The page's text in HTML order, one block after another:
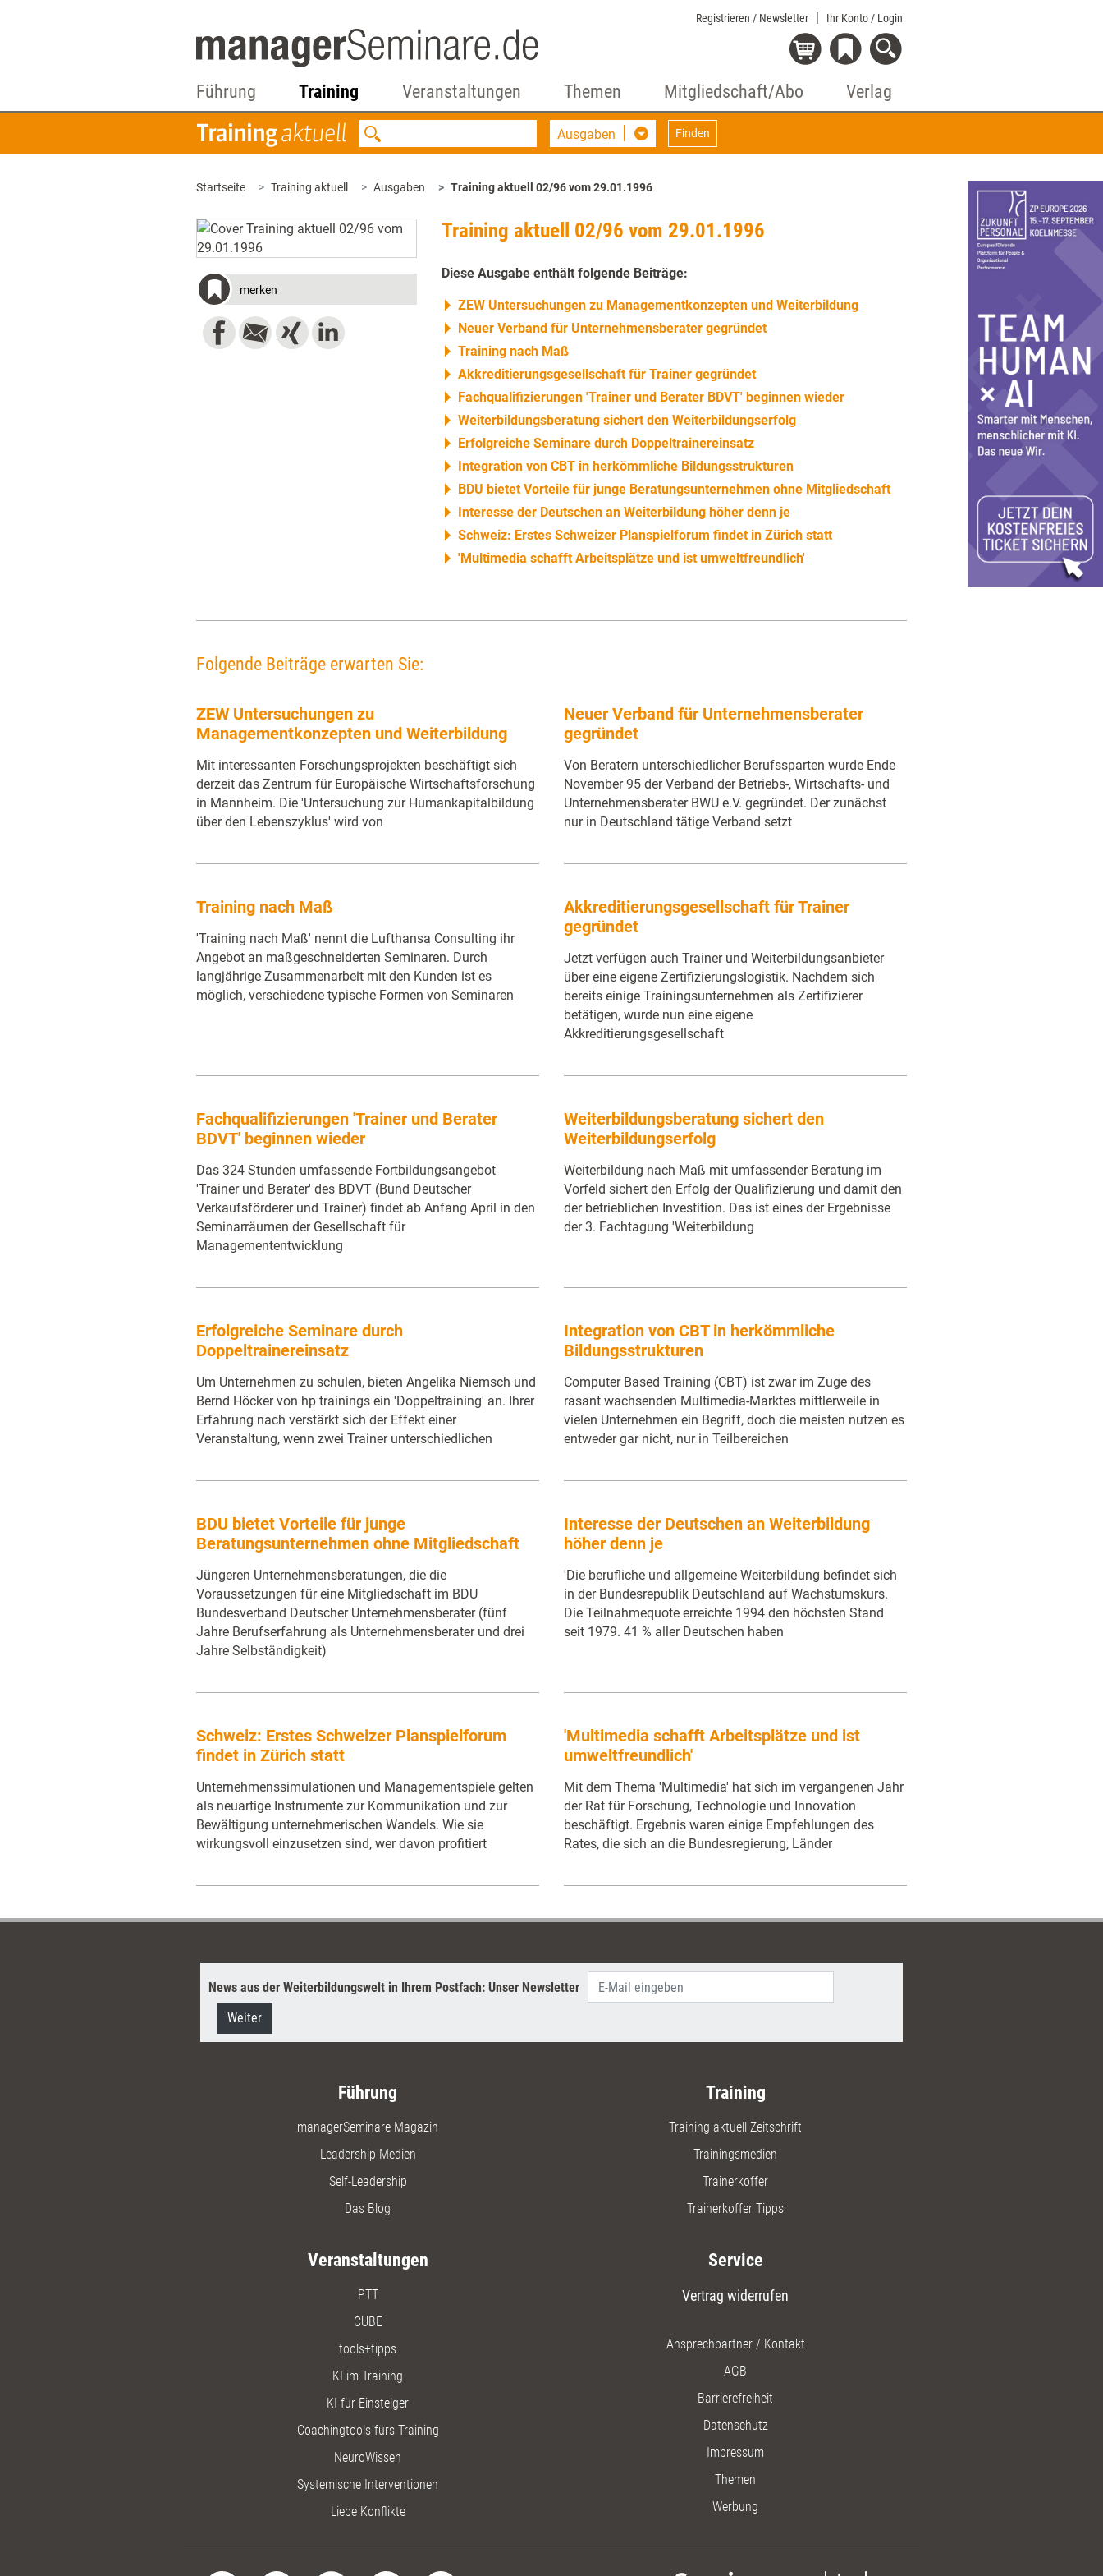
Registrieren / Newsletter Ihr Konto / Login
Führung Training Veranstaltungen Themen Mitgliedschaft/Abo Verlag
Ausgaben Finden
Startseite Training aktuell Ausgaben Training aktuell 02/96 vom 29.01.1996
merken
Training aktuell 02/96 vom 29.01.1996
Diese Ausgabe enthält folgende Beiträge:
ZEW Untersuchungen zu Managementkonzepten und Weiterbildung
Neuer Verband für Unternehmensberater gegründet
Training nach Maß
Akkreditierungsgesellschaft für Trainer gegründet
Fachqualifizierungen 'Trainer und Berater BDVT' beginnen wieder
Weiterbildungsberatung sichert den Weiterbildungserfolg
Erfolgreiche Seminare durch Doppeltrainereinsatz
Integration von CBT in herkömmliche Bildungsstrukturen
BDU bietet Vorteile für junge Beratungsunternehmen ohne Mitgliedschaft
Interesse der Deutschen an Weiterbildung höher denn je
Schweiz: Erstes Schweizer Planspielforum findet in Zürich statt
'Multimedia schafft Arbeitsplätze und ist umweltfreundlich'
Folgende Beiträge erwarten Sie:
ZEW Untersuchungen zu
Managementkonzepten und Weiterbildung
Mit interessanten Forschungsprojekten beschäftigt sich
derzeit das Zentrum für Europäische Wirtschaftsforschung
in Mannheim. Die 'Untersuchung zur Humankapitalbildung
über den Lebenszyklus' wird von
Neuer Verband für Unternehmensberater
gegründet
Von Beratern unterschiedlicher Berufssparten wurde Ende
November 95 der Verband der Betriebs-, Wirtschafts- und
Unternehmensberater BWU e.V. gegründet. Der zunächst
nur in Deutschland tätige Verband setzt
Training nach Maß
'Training nach Maß' nennt die Lufthansa Consulting ihr
Angebot an maßgeschneiderten Seminaren. Durch
langjährige Zusammenarbeit mit den Kunden ist es
möglich, verschiedene typische Formen von Seminaren
Akkreditierungsgesellschaft für Trainer
gegründet
Jetzt verfügen auch Trainer und Weiterbildungsanbieter
über eine eigene Zertifizierungslogistik. Nachdem sich
bereits einige Trainingsunternehmen als Zertifizierer
betätigen, wurde nun eine eigene
Akkreditierungsgesellschaft
Fachqualifizierungen 'Trainer und Berater
BDVT' beginnen wieder
Das 324 Stunden umfassende Fortbildungsangebot
'Trainer und Berater' des BDVT (Bund Deutscher
Verkaufsförderer und Trainer) findet ab Anfang April in den
Seminarräumen der Gesellschaft für
Managemententwicklung
Weiterbildungsberatung sichert den
Weiterbildungserfolg
Weiterbildung nach Maß mit umfassender Beratung im
Vorfeld sichert den Erfolg der Qualifizierung und damit den
der betrieblichen Investition. Das ist eines der Ergebnisse
der 3. Fachtagung 'Weiterbildung
Erfolgreiche Seminare durch
Doppeltrainereinsatz
Um Unternehmen zu schulen, bieten Angelika Niemsch und
Bernd Höcker von hp trainings ein 'Doppeltraining' an. Ihrer
Erfahrung nach verstärkt sich der Effekt einer
Veranstaltung, wenn zwei Trainer unterschiedlichen
Integration von CBT in herkömmliche
Bildungsstrukturen
Computer Based Training (CBT) ist zwar im Zuge des
rasant wachsenden Multimedia-Marktes mittlerweile in
vielen Unternehmen ein Begriff, doch die meisten nutzen es
entweder gar nicht, nur in Teilbereichen
BDU bietet Vorteile für junge
Beratungsunternehmen ohne Mitgliedschaft
Jüngeren Unternehmensberatungen, die die
Voraussetzungen für eine Mitgliedschaft im BDU
Bundesverband Deutscher Unternehmensberater (fünf
Jahre Berufserfahrung als Unternehmensberater und drei
Jahre Selbständigkeit)
Interesse der Deutschen an Weiterbildung
höher denn je
'Die berufliche und allgemeine Weiterbildung befindet sich
in der Bundesrepublik Deutschland auf Wachstumskurs.
Die Teilnahmequote erreichte 1994 den höchsten Stand
seit 1979. 41 % aller Deutschen haben
Schweiz: Erstes Schweizer Planspielforum
findet in Zürich statt
Unternehmenssimulationen und Managementspiele gelten
als neuartige Instrumente zur Kommunikation und zur
Bewältigung unternehmerischen Wandels. Wie sie
wirkungsvoll einzusetzen sind, wer davon profitiert
'Multimedia schafft Arbeitsplätze und ist
umweltfreundlich'
Mit dem Thema 'Multimedia' hat sich im vergangenen Jahr
der Rat für Forschung, Technologie und Innovation
beschäftigt. Ergebnis waren einige Empfehlungen des
Rates, die sich an die Bundesregierung, Länder
News aus der Weiterbildungswelt in Ihrem Postfach: Unser Newsletter
Weiter
Führung
managerSeminare Magazin
Leadership-Medien
Self-Leadership
Das Blog
Training
Training aktuell Zeitschrift
Trainingsmedien
Trainerkoffer
Trainerkoffer Tipps
Veranstaltungen
PTT
CUBE
tools+tipps
KI im Training
KI für Einsteiger
Coachingtools fürs Training
NeuroWissen
Systemische Interventionen
Liebe Konflikte
Service
Vertrag widerrufen
Ansprechpartner / Kontakt
AGB
Barrierefreiheit
Datenschutz
Impressum
Themen
Werbung